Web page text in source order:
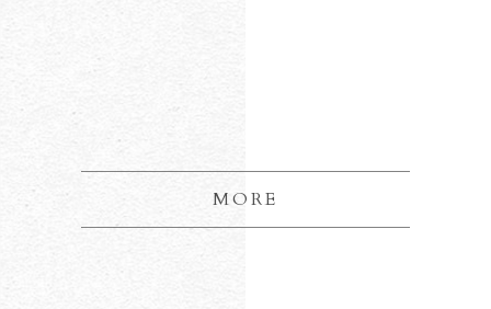
MORE